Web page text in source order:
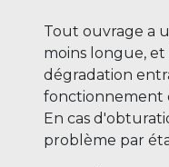
Tout ouvrage a
moins longue,
dégradation
fonctionnement
En cas
problème par